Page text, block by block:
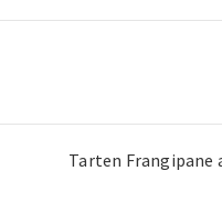
Tarten Frangipane